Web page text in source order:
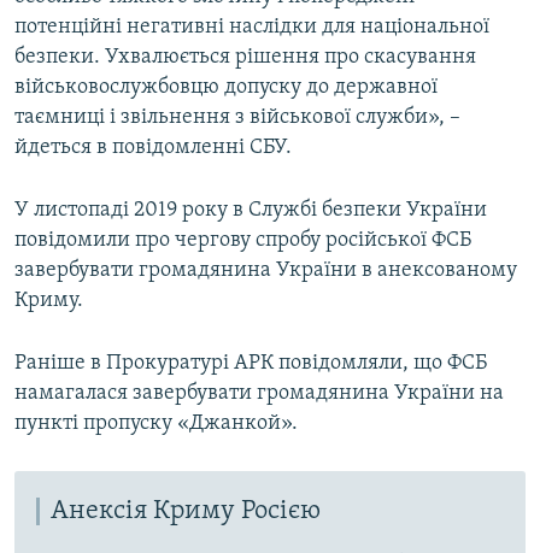
потенційні негативні наслідки для національної
безпеки. Ухвалюється рішення про скасування
військовослужбовцю допуску до державної
таємниці і звільнення з військової служби», –
йдеться в повідомленні СБУ.
У листопаді 2019 року в Службі безпеки України
повідомили про чергову спробу російської ФСБ
завербувати громадянина України в анексованому
Криму.
Раніше в Прокуратурі АРК повідомляли, що ФСБ
намагалася завербувати громадянина України на
пункті пропуску «Джанкой».
Анексія Криму Росією